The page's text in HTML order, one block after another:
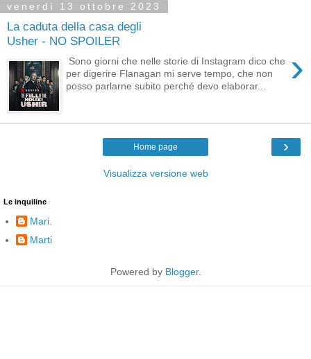
venerdì 13 ottobre 2023
La caduta della casa degli
Usher - NO SPOILER
›
Sono giorni che nelle storie di Instagram dico che
per digerire Flanagan mi serve tempo, che non
posso parlarne subito perché devo elaborar...
›
Home page
Visualizza versione web
Le inquiline
Mari.
Marti
Powered by Blogger.